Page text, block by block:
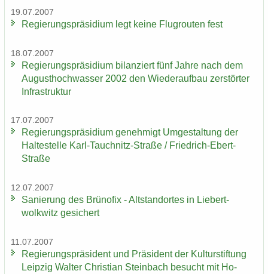
19.07.2007
Re­gie­rungs­prä­si­di­um legt keine Flug­rou­ten fest
18.07.2007
Re­gie­rungs­prä­si­di­um bi­lan­ziert fünf Jahre nach dem
Au­gust­hoch­was­ser 2002 den Wie­der­auf­bau zer­stör­ter
In­fra­struk­tur
17.07.2007
Re­gie­rungs­prä­si­di­um ge­neh­migt Um­ge­stal­tung der
Hal­te­stel­le Karl-​Tauchnitz-Straße / Friedrich-​Ebert-
Straße
12.07.2007
Sa­nie­rung des Brü­no­fix - Alt­stand­or­tes in Lie­bert­
wolkwitz ge­si­chert
11.07.2007
Re­gie­rungs­prä­si­dent und Prä­si­dent der Kul­tur­stif­tung
Leip­zig Wal­ter Chris­ti­an Stein­bach be­sucht mit Ho­